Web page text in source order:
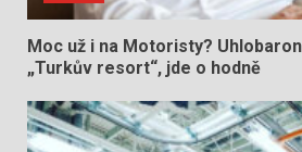
Moc už i na Motoristy?
„Turkův resort“, jde o hodně